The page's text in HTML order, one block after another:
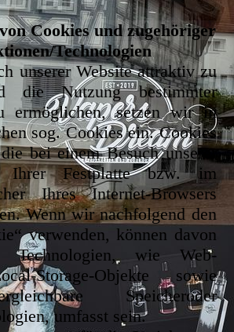
Cookies und zugehöriger
Technologien
unserer Website attraktiv zu
die Nutzung bestimmter
ermöglichen, setzen wir in
sog. Cookies ein. Cookies
bei einem Besuch unserer
Ihrer Festplatte bzw. im
Ihres Internet-Browsers
Wenn wir nachfolgend den
verwenden, können davon
Technologien, wie Web-
Storage-Objekte sowie
Speicheroder
umfasst sein.